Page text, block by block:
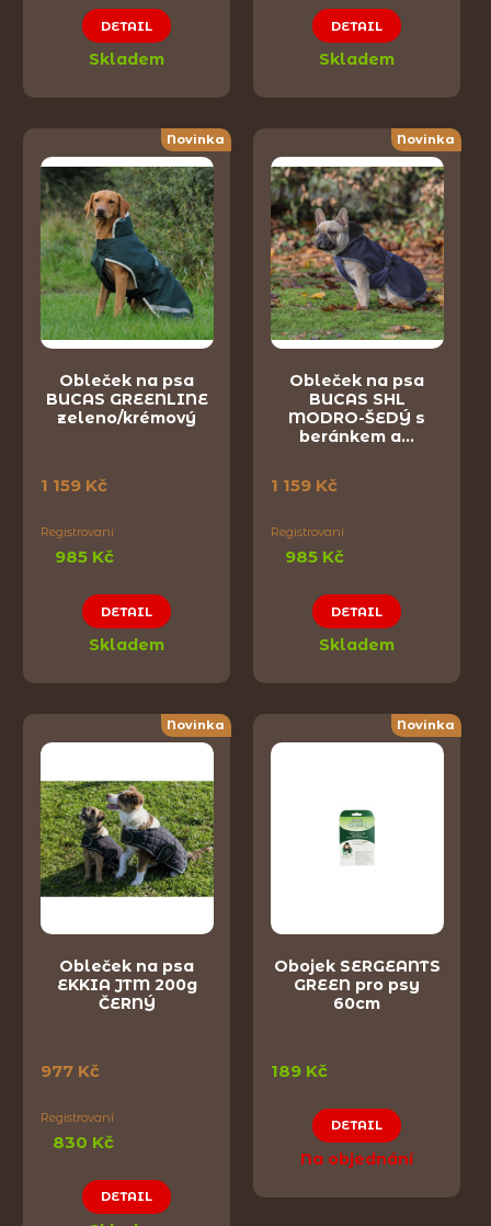
DETAIL
Skladem
DETAIL
Skladem
Novinka
Obleček na psa
BUCAS GREENLINE
zeleno/krémový
1 159 Kč
Registrovaní
985 Kč
DETAIL
Skladem
Novinka
Obleček na psa
BUCAS SHL
MODRO-ŠEDÝ s
beránkem a…
1 159 Kč
Registrovaní
985 Kč
DETAIL
Skladem
Novinka
Obleček na psa
EKKIA JTM 200g
ČERNÝ
977 Kč
Registrovaní
830 Kč
DETAIL
Novinka
Obojek SERGEANTS
GREEN pro psy
60cm
189 Kč
DETAIL
Na objednání